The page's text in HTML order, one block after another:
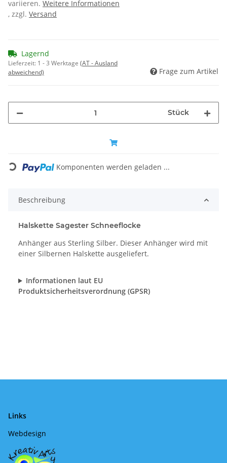
variieren. Weitere Informationen
, zzgl. Versand
Lagernd
Lieferzeit: 1 - 3 Werktage (AT - Ausland
abweichend)
Frage zum Artikel
Stück
Loading... Komponenten werden geladen ...
Beschreibung
Halskette Sagester Schneeflocke
Anhänger aus Sterling Silber. Dieser Anhänger wird mit
einer Silbernen Halskette ausgeliefert.
Informationen laut EU
Produktsicherheitsverordnung (GPSR)
Links
Webdesign